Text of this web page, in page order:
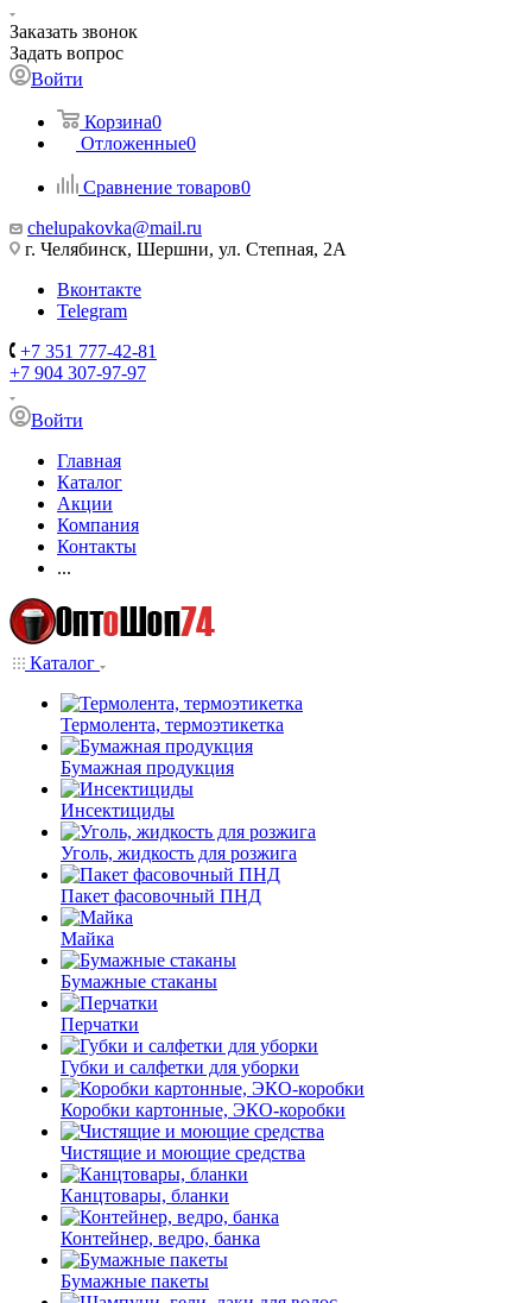
Заказать звонок
Задать вопрос
Войти
Корзина0
Отложенные0
Сравнение товаров0
chelupakovka@mail.ru
г. Челябинск, Шершни, ул. Степная, 2А
Вконтакте
Telegram
+7 351 777-42-81
+7 904 307-97-97
Войти
Главная
Каталог
Акции
Компания
Контакты
...
Каталог
Термолента, термоэтикетка
Бумажная продукция
Инсектициды
Уголь, жидкость для розжига
Пакет фасовочный ПНД
Майка
Бумажные стаканы
Перчатки
Губки и салфетки для уборки
Коробки картонные, ЭКО-коробки
Чистящие и моющие средства
Канцтовары, бланки
Контейнер, ведро, банка
Бумажные пакеты